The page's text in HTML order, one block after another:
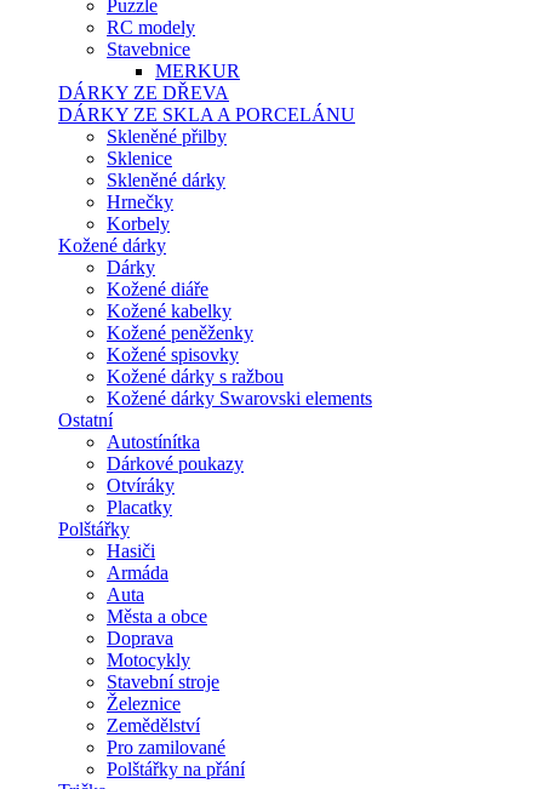
Puzzle
RC modely
Stavebnice
MERKUR
DÁRKY ZE DŘEVA
DÁRKY ZE SKLA A PORCELÁNU
Skleněné přilby
Sklenice
Skleněné dárky
Hrnečky
Korbely
Kožené dárky
Dárky
Kožené diáře
Kožené kabelky
Kožené peněženky
Kožené spisovky
Kožené dárky s ražbou
Kožené dárky Swarovski elements
Ostatní
Autostínítka
Dárkové poukazy
Otvíráky
Placatky
Polštářky
Hasiči
Armáda
Auta
Města a obce
Doprava
Motocykly
Stavební stroje
Železnice
Zemědělství
Pro zamilované
Polštářky na přání